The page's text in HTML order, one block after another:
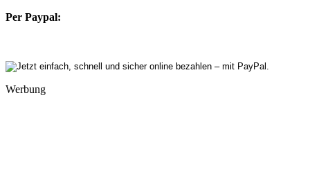
Per Paypal:
Werbung